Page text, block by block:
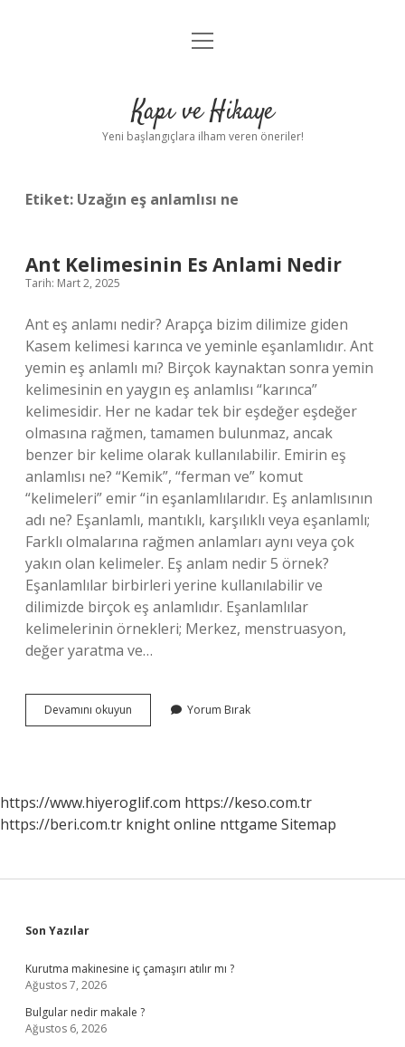
Anasayfa
Yasal Uyarı
menüyü
Kapı ve Hikaye
Yeni başlangıçlara ilham veren öneriler!
Etiket: Uzağın eş anlamlısı ne
Ant Kelimesinin Es Anlami Nedir
Tarih: Mart 2, 2025
Ant eş anlamı nedir? Arapça bizim dilimize giden
Kasem kelimesi karınca ve yeminle eşanlamlıdır. Ant
yemin eş anlamlı mı? Birçok kaynaktan sonra yemin
kelimesinin en yaygın eş anlamlısı “karınca”
kelimesidir. Her ne kadar tek bir eşdeğer eşdeğer
olmasına rağmen, tamamen bulunmaz, ancak
benzer bir kelime olarak kullanılabilir. Emirin eş
anlamlısı ne? “Kemik”, “ferman ve” komut
“kelimeleri” emir “in eşanlamlılarıdır. Eş anlamlısının
adı ne? Eşanlamlı, mantıklı, karşılıklı veya eşanlamlı;
Farklı olmalarına rağmen anlamları aynı veya çok
yakın olan kelimeler. Eş anlam nedir 5 örnek?
Eşanlamlılar birbirleri yerine kullanılabilir ve
dilimizde birçok eş anlamlıdır. Eşanlamlılar
kelimelerinin örnekleri; Merkez, menstruasyon,
değer yaratma ve…
Devamını okuyun
Kelimesinin
Yorum Bırak
https://www.hiyeroglif.com https://keso.com.tr
https://beri.com.tr knight online nttgame Sitemap
Sidebar
Son Yazılar
Kurutma makinesine iç çamaşırı atılır mı ?
Ağustos 7, 2026
Bulgular nedir makale ?
Ağustos 6, 2026